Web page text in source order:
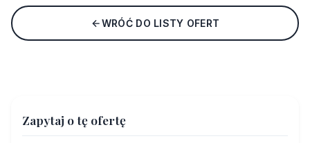
WRÓĆ DO LISTY OFERT
Zapytaj o tę ofertę